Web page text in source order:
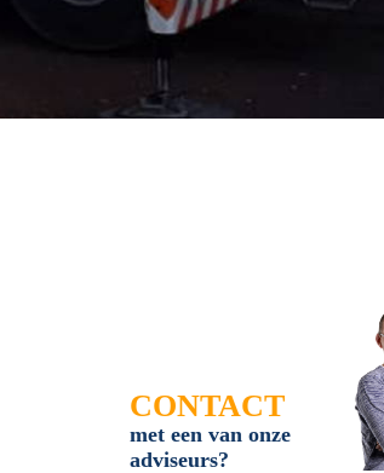
CONTACT
met een van onze
adviseurs?